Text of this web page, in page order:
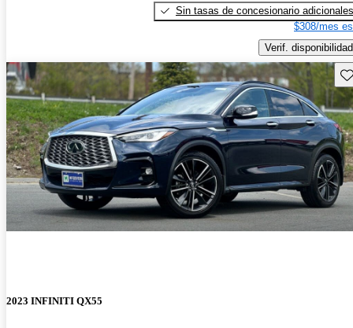
Sin tasas de concesionario adicionales
$308/mes
Verif. disponibilidad
2023 INFINITI QX55